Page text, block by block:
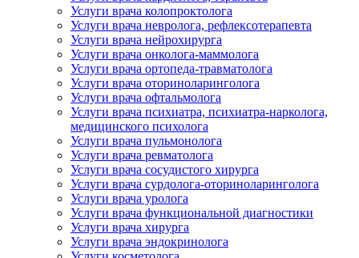
Услуги врача колопроктолога
Услуги врача невролога, рефлексотерапевта
Услуги врача нейрохирурга
Услуги врача онколога-маммолога
Услуги врача ортопеда-травматолога
Услуги врача оториноларинголога
Услуги врача офтальмолога
Услуги врача психиатра, психиатра-нарколога,
медицинского психолога
Услуги врача пульмонолога
Услуги врача ревматолога
Услуги врача сосудистого хирурга
Услуги врача сурдолога-оториноларинголога
Услуги врача уролога
Услуги врача функциональной диагностики
Услуги врача хирурга
Услуги врача эндокринолога